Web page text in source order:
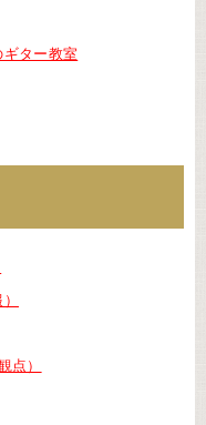
ター教室
点）